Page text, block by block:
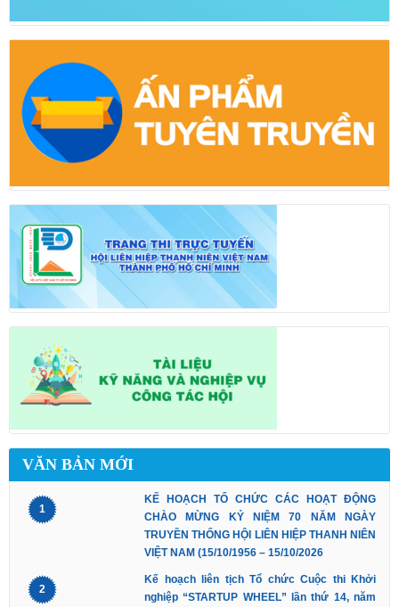
VĂN BẢN MỚI
1
KẾ HOẠCH TỔ CHỨC CÁC HOẠT ĐỘNG
CHÀO MỪNG KỶ NIỆM 70 NĂM NGÀY
TRUYỀN THỐNG HỘI LIÊN HIỆP THANH NIÊN
VIỆT NAM (15/10/1956 – 15/10/2026
2
Kế hoạch liên tịch Tổ chức Cuộc thi Khởi
nghiệp “STARTUP WHEEL” lần thứ 14, năm